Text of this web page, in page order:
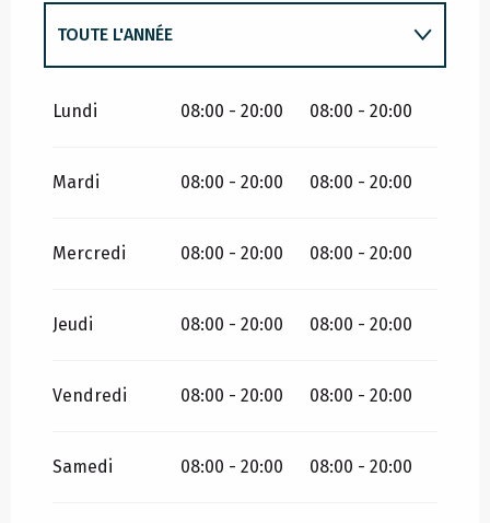
TOUTE L'ANNÉE
TOUTE L'ANNÉE 2027
Lundi 08:00 - 20:00 08:00 - 20:00
Mardi 08:00 - 20:00 08:00 - 20:00
Mercredi 08:00 - 20:00 08:00 - 20:00
Jeudi 08:00 - 20:00 08:00 - 20:00
Vendredi 08:00 - 20:00 08:00 - 20:00
Samedi 08:00 - 20:00 08:00 - 20:00